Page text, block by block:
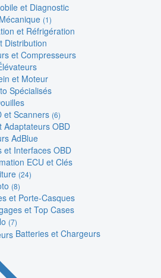
et Diagnostic
(1)
et Réfrigération
Distribution
et Compresseurs
et Moteur
Spécialisés
et Scanners (6)
Adaptateurs OBD
AdBlue
et Interfaces OBD
ECU et Clés
(24)
(8)
et Porte-Casques
et Top Cases
(7)
Batteries et Chargeurs